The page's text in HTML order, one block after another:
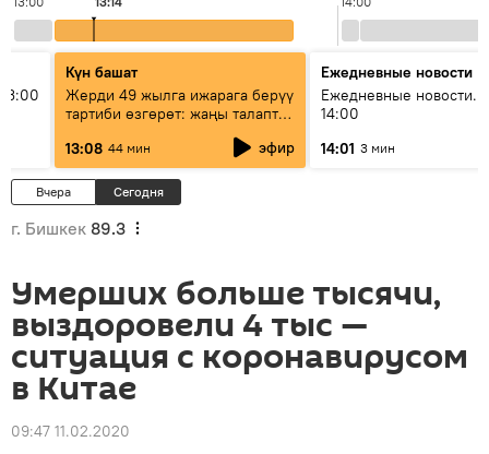
Күн башат
Жерди 49 жылга ижарага берүү
тартиби өзгөрөт: жаңы талаптар
13:08 44 мин эфир
Ежедневные новости
Ежедневные новости.
14:00
14:01 3 мин
Вчера Сегодня
г. Бишкек 89.3
Умерших больше тысячи,
выздоровели 4 тыс —
ситуация с коронавирусом
в Китае
09:47 11.02.2020